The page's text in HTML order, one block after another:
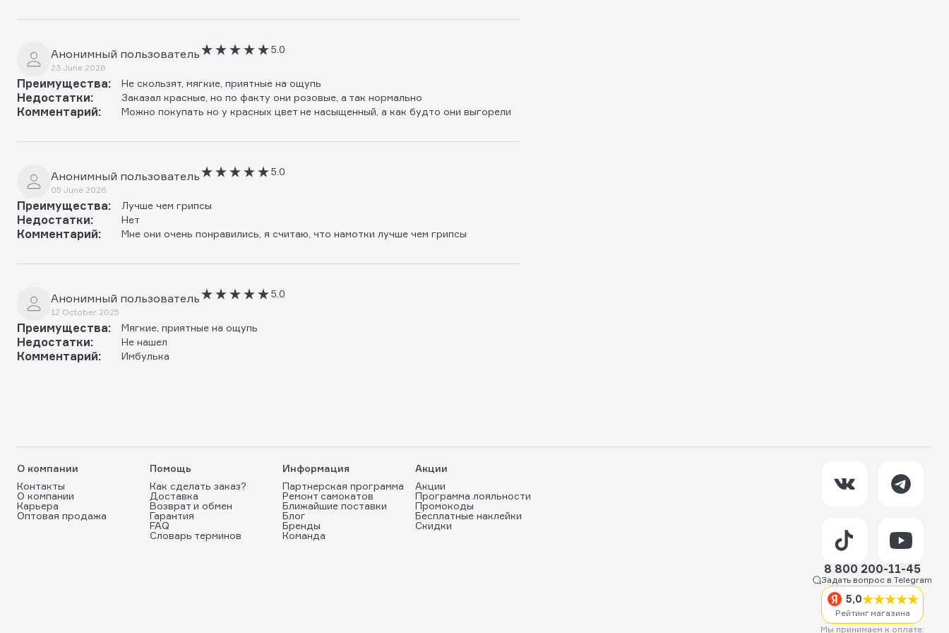
Анонимный пользователь
23 June 2026
5.0
Преимущества: Не скользят, мягкие, приятные на ощупь
Недостатки: Заказал красные, но по факту они розовые, а так нормально
Комментарий: Можно покупать но у красных цвет не насыщенный, а как будто они выгорели
Анонимный пользователь
05 June 2026
5.0
Преимущества: Лучше чем грипсы
Недостатки: Нет
Комментарий: Мне они очень понравились, я считаю, что намотки лучше чем грипсы
Анонимный пользователь
12 October 2025
5.0
Преимущества: Мягкие, приятные на ощупь
Недостатки: Не нашел
Комментарий: Имбулька
О компании
Контакты
О компании
Карьера
Оптовая продажа
Помощь
Как сделать заказ?
Доставка
Возврат и обмен
Гарантия
FAQ
Словарь терминов
Информация
Партнерская программа
Ремонт самокатов
Ближайшие поставки
Блог
Бренды
Команда
Акции
Акции
Программа лояльности
Промокоды
Бесплатные наклейки
Скидки
8 800 200-11-45
Задать вопрос в Telegram
5,0
Рейтинг магазина
Мы принимаем к оплате: